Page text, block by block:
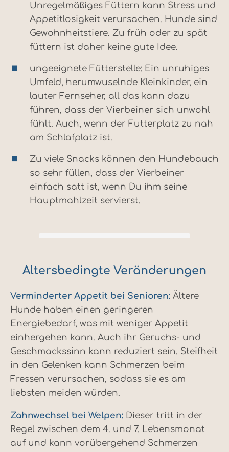
Unregelmäßiges Füttern kann Stress und
Appetitlosigkeit verursachen. Hunde sind
Gewohnheitstiere. Zu früh oder zu spät
füttern ist daher keine gute Idee.
ungeeignete Fütterstelle: Ein unruhiges
Umfeld, herumwuselnde Kleinkinder, ein
lauter Fernseher, all das kann dazu
führen, dass der Vierbeiner sich unwohl
fühlt. Auch, wenn der Futterplatz zu nah
am Schlafplatz ist.
Zu viele Snacks können den Hundebauch
so sehr füllen, dass der Vierbeiner
einfach satt ist, wenn Du ihm seine
Hauptmahlzeit servierst.
Altersbedingte Veränderungen
Verminderter Appetit bei Senioren: Ältere
Hunde haben einen geringeren
Energiebedarf, was mit weniger Appetit
einhergehen kann. Auch ihr Geruchs- und
Geschmackssinn kann reduziert sein. Steifheit
in den Gelenken kann Schmerzen beim
Fressen verursachen, sodass sie es am
liebsten meiden würden.
Zahnwechsel bei Welpen: Dieser tritt in der
Regel zwischen dem 4. und 7. Lebensmonat
auf und kann vorübergehend Schmerzen